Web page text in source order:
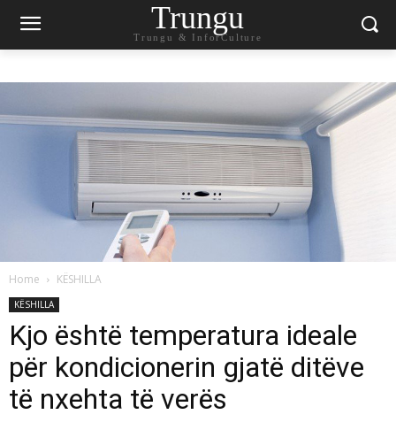
Trungu
Trungu & InforCulture
Home KËSHILLA
KËSHILLA
Kjo është temperatura ideale
për kondicionerin gjatë ditëve
të nxehta të verës